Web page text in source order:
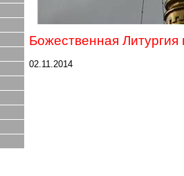
Божественная
02.11.2014